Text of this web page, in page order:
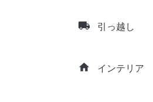
local_shipping 引っ越し
home インテリア